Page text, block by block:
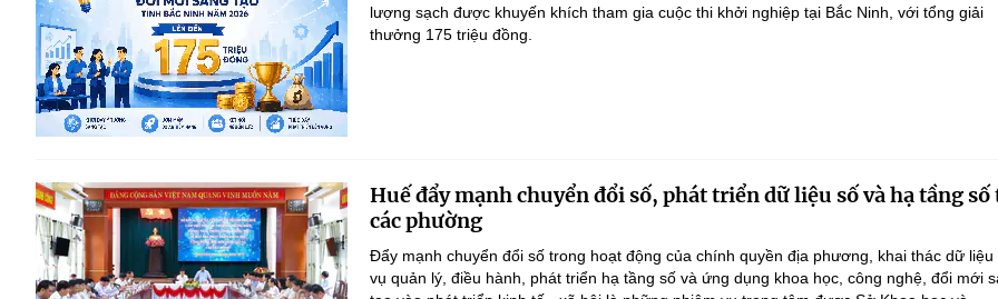
lượng sạch được khuyến khích tham gia cuộc thi khởi nghiệp tại Bắc Ninh, với tổng giải
thưởng 175 triệu đồng.
Huế đẩy mạnh chuyển đổi số, phát triển dữ liệu số và hạ tầng số
các phường
Đẩy mạnh chuyển đổi số trong hoạt động của chính quyền địa phương, khai thác dữ liệu
vụ quản lý, điều hành, phát triển hạ tầng số và ứng dụng khoa học, công nghệ, đổi mới